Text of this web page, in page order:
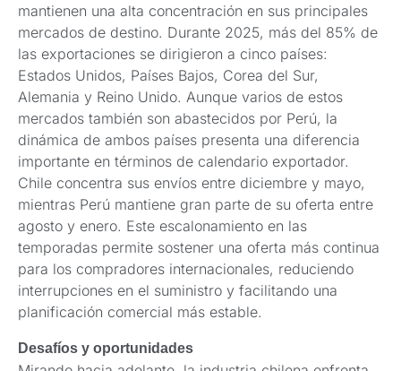
mantienen una alta concentración en sus principales
mercados de destino. Durante 2025, más del 85% de
las exportaciones se dirigieron a cinco países:
Estados Unidos, Países Bajos, Corea del Sur,
Alemania y Reino Unido. Aunque varios de estos
mercados también son abastecidos por Perú, la
dinámica de ambos países presenta una diferencia
importante en términos de calendario exportador.
Chile concentra sus envíos entre diciembre y mayo,
mientras Perú mantiene gran parte de su oferta entre
agosto y enero. Este escalonamiento en las
temporadas permite sostener una oferta más continua
para los compradores internacionales, reduciendo
interrupciones en el suministro y facilitando una
planificación comercial más estable.
Desafíos y oportunidades